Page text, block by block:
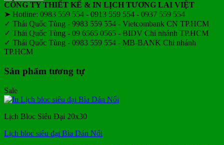
CÔNG TY THIẾT KẾ & IN LỊCH TƯƠNG LAI VIỆT
➤ Hotline: 0983 559 554 - 0913 559 554 - 0937 559 554
✓ Thái Quốc Tùng - 9983 559 554 - Vietcombank CN TP.HCM
✓ Thái Quốc Tùng - 09 6565 0565 - BIDV Chi nhánh TP.HCM
✓ Thái Quốc Tùng - 0983 559 554 - MB-BANK Chi nhánh
TP.HCM
Sản phẩm tương tự
Sale
Lịch Bloc Siêu Đại 20x30
Lịch bloc siêu đại Bìa Dán Nổi